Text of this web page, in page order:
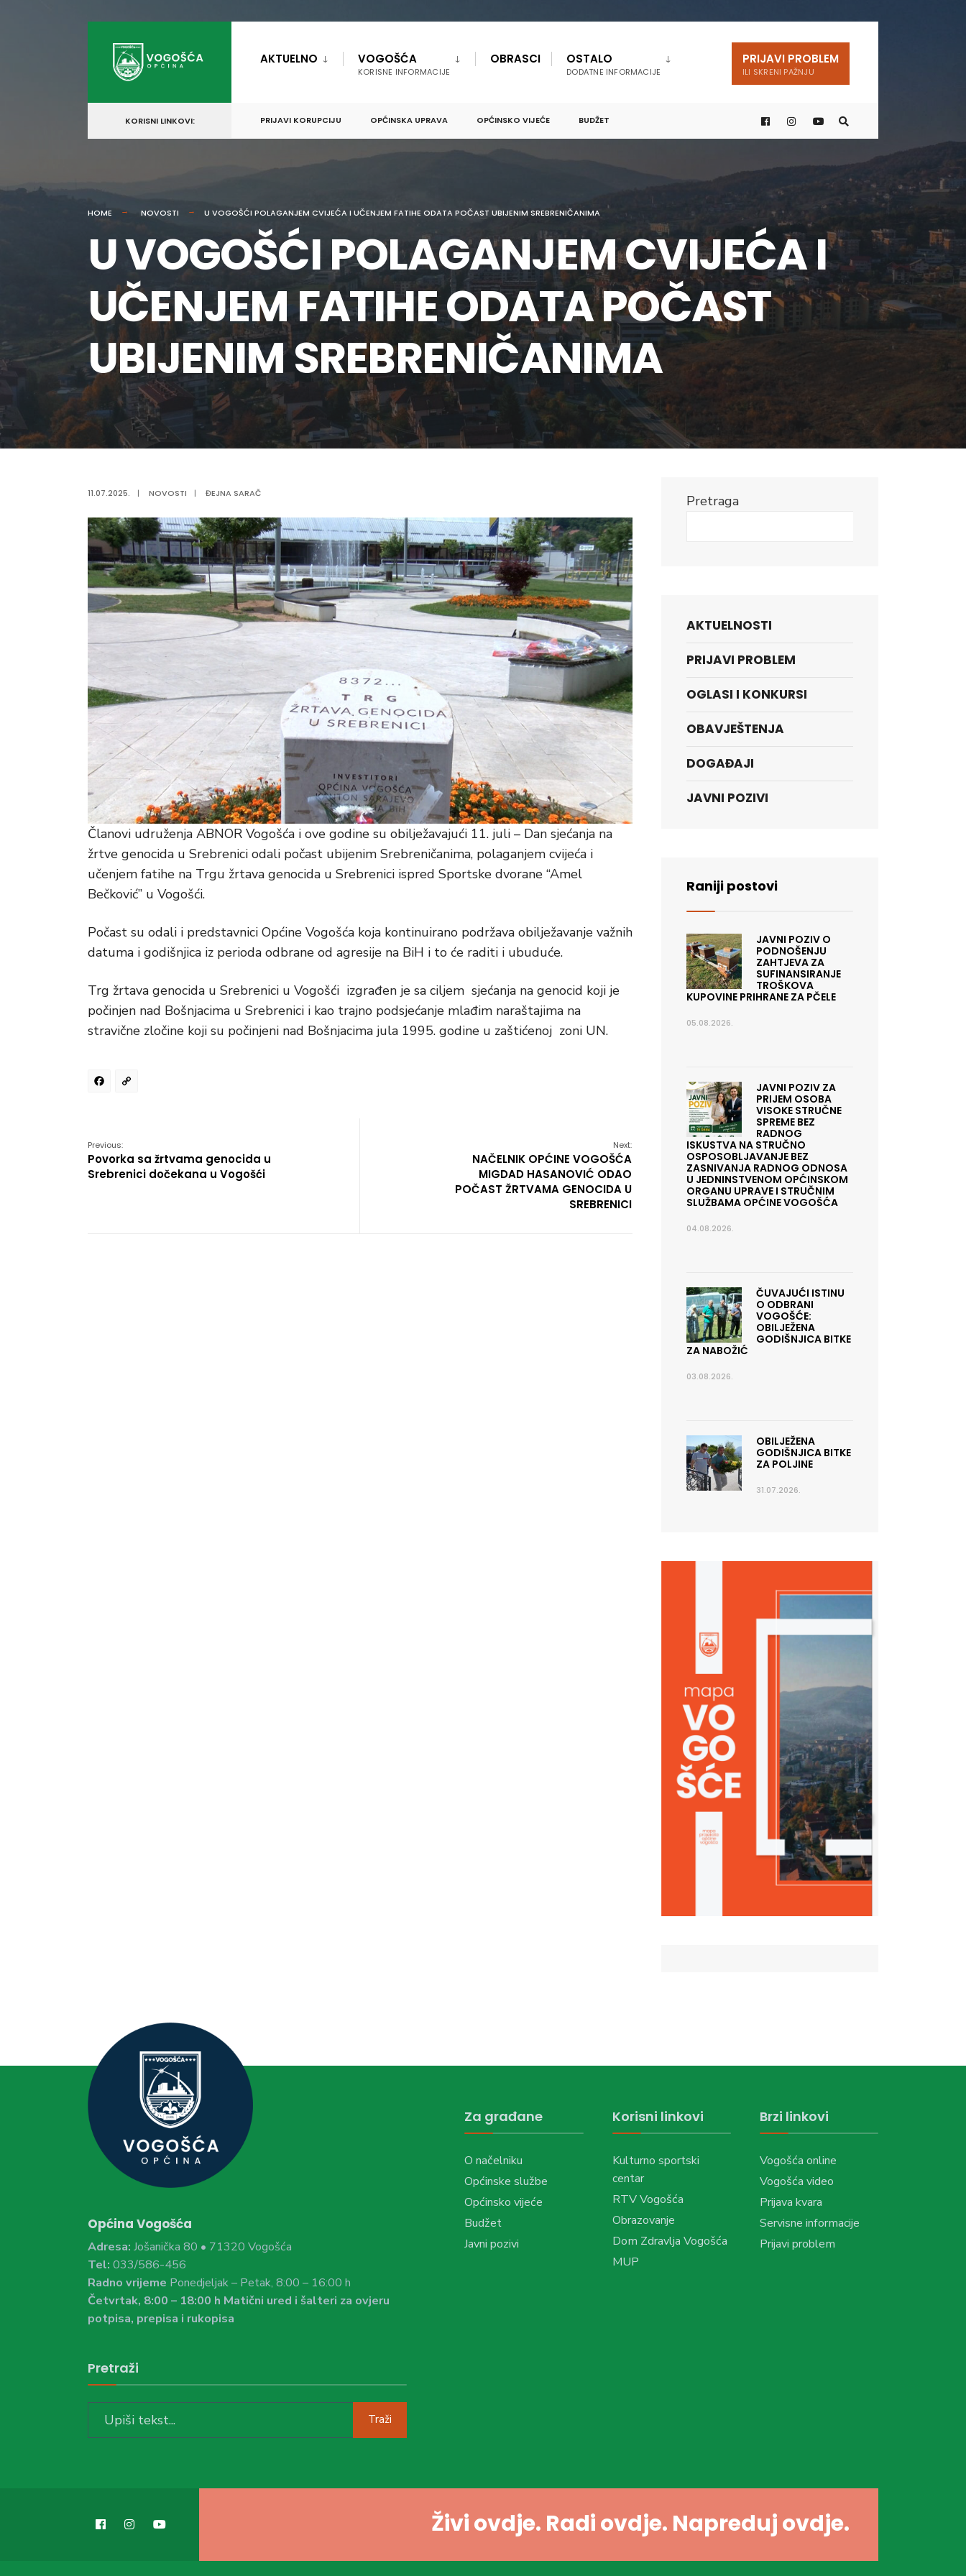
content
AKTUELNO VOGOŠĆA
KORISNE INFORMACIJE
OBRASCI OSTALO
DODATNE INFORMACIJE
PRIJAVI PROBLEM
ILI SKRENI PAŽNJU
KORISNI LINKOVI: PRIJAVI KORUPCIJU OPĆINSKA UPRAVA OPĆINSKO VIJEĆE BUDŽET
HOME NOVOSTI U VOGOŠĆI POLAGANJEM CVIJEĆA I UČENJEM FATIHE ODATA POČAST UBIJENIM SREBRENIČANIMA
U VOGOŠĆI POLAGANJEM CVIJEĆA I
UČENJEM FATIHE ODATA POČAST
UBIJENIM SREBRENIČANIMA
11.07.2025. | NOVOSTI | ĐEJNA SARAČ
Članovi udruženja ABNOR Vogošća i ove godine su obilježavajući 11. juli – Dan sjećanja na
žrtve genocida u Srebrenici odali počast ubijenim Srebreničanima, polaganjem cvijeća i
učenjem fatihe na Trgu žrtava genocida u Srebrenici ispred Sportske dvorane “Amel
Bečković” u Vogošći.
Počast su odali i predstavnici Općine Vogošća koja kontinuirano podržava obilježavanje važnih
datuma i godišnjica iz perioda odbrane od agresije na BiH i to će raditi i ubuduće.
Trg žrtava genocida u Srebrenici u Vogošći izgrađen je sa ciljem sjećanja na genocid koji je
počinjen nad Bošnjacima u Srebrenici i kao trajno podsjećanje mlađim naraštajima na
stravične zločine koji su počinjeni nad Bošnjacima jula 1995. godine u zaštićenoj zoni UN.
Facebook
Previous:
Povorka sa žrtvama genocida u
Srebrenici dočekana u Vogošći
Next:
NAČELNIK OPĆINE VOGOŠĆA
MIGDAD HASANOVIĆ ODAO
POČAST ŽRTVAMA GENOCIDA U
SREBRENICI
Pretraga
AKTUELNOSTI
PRIJAVI PROBLEM
OGLASI I KONKURSI
OBAVJEŠTENJA
DOGAĐAJI
JAVNI POZIVI
Raniji postovi
JAVNI POZIV O
PODNOŠENJU
ZAHTJEVA ZA
SUFINANSIRANJE
TROŠKOVA
KUPOVINE PRIHRANE ZA PČELE
05.08.2026.
JAVNI POZIV ZA
PRIJEM OSOBA
VISOKE STRUČNE
SPREME BEZ
RADNOG
ISKUSTVA NA STRUČNO
OSPOSOBLJAVANJE BEZ
ZASNIVANJA RADNOG ODNOSA
U JEDNINSTVENOM OPĆINSKOM
ORGANU UPRAVE I STRUČNIM
SLUŽBAMA OPĆINE VOGOŠĆA
04.08.2026.
ČUVAJUĆI ISTINU
O ODBRANI
VOGOŠĆE:
OBILJEŽENA
GODIŠNJICA BITKE
ZA NABOŽIĆ
03.08.2026.
OBILJEŽENA
GODIŠNJICA BITKE
ZA POLJINE
31.07.2026.
Općina Vogošća
Adresa: Jošanička 80 • 71320 Vogošća
Tel: 033/586-456
Radno vrijeme Ponedjeljak – Petak, 8:00 – 16:00 h
Četvrtak, 8:00 – 18:00 h Matični ured i šalteri za ovjeru
potpisa, prepisa i rukopisa
Pretraži
Traži
Za građane
O načelniku
Općinske službe
Općinsko vijeće
Budžet
Javni pozivi
Korisni linkovi
Kulturno sportski
centar
RTV Vogošća
Obrazovanje
Dom Zdravlja Vogošća
MUP
Brzi linkovi
Vogošća online
Vogošća video
Prijava kvara
Servisne informacije
Prijavi problem
Živi ovdje. Radi ovdje. Napreduj ovdje.